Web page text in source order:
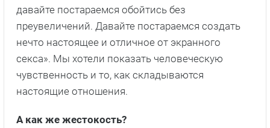
много откровенных сцен, но это лишь
стремление показать все как можно более
правдиво. Это не порно. Вот два человека,
которые почти не знают друг друга, которые
познают друг друга этой ночью, после того, как
поженились, так каким же будет для них секс? И,
когда они занимаются любовью, не слишком